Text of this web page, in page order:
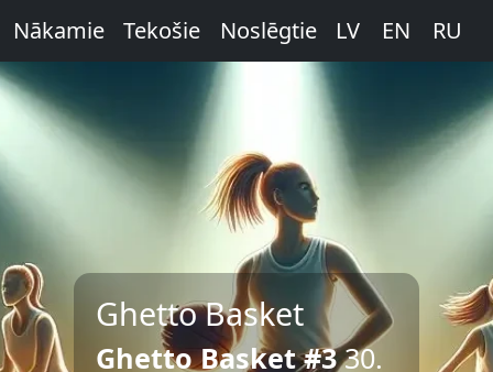
Nākamie Tekošie Noslēgtie LV EN RU
Ghetto Basket
Ghetto Basket #330.